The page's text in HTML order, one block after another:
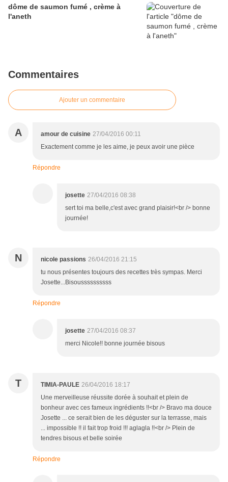
dôme de saumon fumé , crème à
l'aneth
Commentaires
Ajouter un commentaire
A amour de cuisine 27/04/2016 00:11
Exactement comme je les aime, je peux avoir une pièce
Répondre
josette 27/04/2016 08:38
sert toi ma belle,c'est avec grand plaisir!<br /> bonne
journée!
N nicole passions 26/04/2016 21:15
tu nous présentes toujours des recettes très sympas. Merci
Josette...Bisoussssssssss
Répondre
josette 27/04/2016 08:37
merci Nicole!! bonne journée bisous
T TIMIA-PAULE 26/04/2016 18:17
Une merveilleuse réussite dorée à souhait et plein de
bonheur avec ces fameux ingrédients !!<br /> Bravo ma douce
Josette ... ce serait bien de les déguster sur la terrasse, mais
... impossible !! il fait trop froid !!! aglagla !!<br /> Plein de
tendres bisous et belle soirée
Répondre